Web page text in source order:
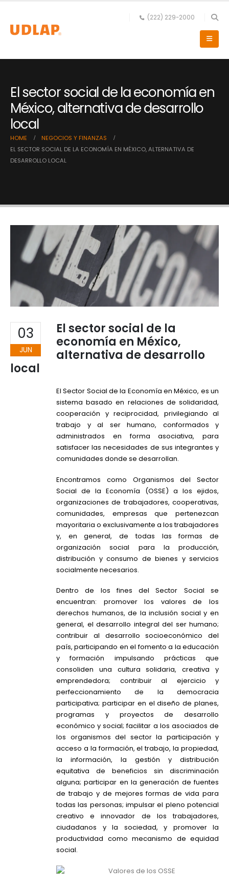
(222) 229-2000
El sector social de la economía en
México, alternativa de desarrollo
local
HOME
NEGOCIOS Y FINANZAS
EL SECTOR SOCIAL DE LA ECONOMÍA EN MÉXICO, ALTERNATIVA DE
DESARROLLO LOCAL
03
JUN
El sector social de la
economía en México,
alternativa de desarrollo
local
El Sector Social de la Economía en México, es un
sistema basado en relaciones de solidaridad,
cooperación y reciprocidad, privilegiando al
trabajo y al ser humano, conformados y
administrados en forma asociativa, para
satisfacer las necesidades de sus integrantes y
comunidades donde se desarrollan.
Encontramos como Organismos del Sector
Social de la Economía (OSSE) a los ejidos,
organizaciones de trabajadores, cooperativas,
comunidades, empresas que pertenezcan
mayoritaria o exclusivamente a los trabajadores
y, en general, de todas las formas de
organización social para la producción,
distribución y consumo de bienes y servicios
socialmente necesarios.
Dentro de los fines del Sector Social se
encuentran: promover los valores de los
derechos humanos, de la inclusión social y en
general, el desarrollo integral del ser humano;
contribuir al desarrollo socioeconómico del
país, participando en el fomento a la educación
y formación impulsando prácticas que
consoliden una cultura solidaria, creativa y
emprendedora; contribuir al ejercicio y
perfeccionamiento de la democracia
participativa; participar en el diseño de planes,
programas y proyectos de desarrollo
económico y social; facilitar a los asociados de
los organismos del sector la participación y
acceso a la formación, el trabajo, la propiedad,
la información, la gestión y distribución
equitativa de beneficios sin discriminación
alguna; participar en la generación de fuentes
de trabajo y de mejores formas de vida para
todas las personas; impulsar el pleno potencial
creativo e innovador de los trabajadores,
ciudadanos y la sociedad, y promover la
productividad como mecanismo de equidad
social.